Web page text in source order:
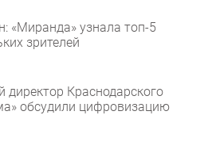
«Миранда» узнала топ-5
зрителей
директор Краснодарского
обсудили цифровизацию